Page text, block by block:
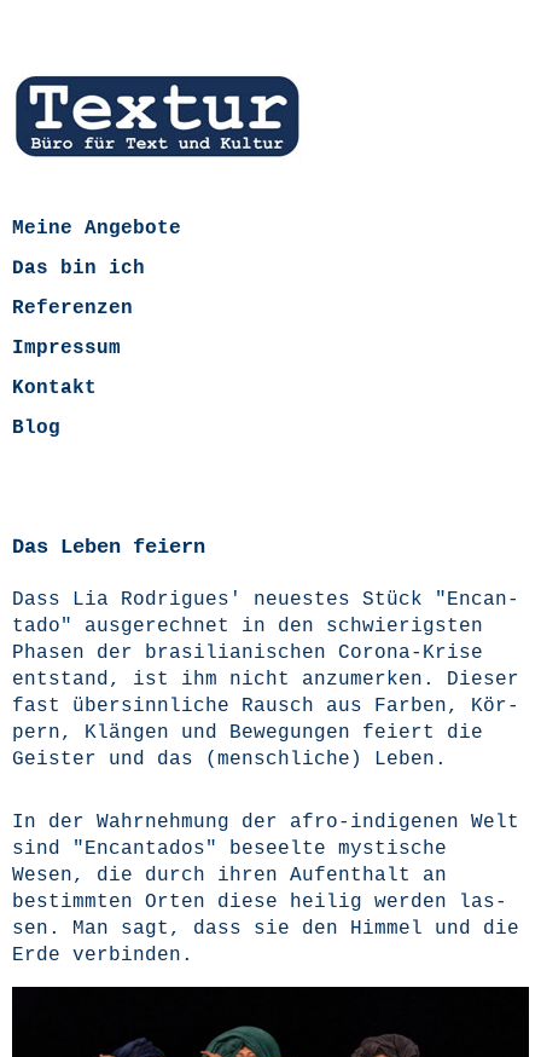
Meine Angebote
Das bin ich
Referenzen
Impressum
Kontakt
Blog
Das Leben feiern
Dass Lia Rodri­gues' neu­es­tes Stück "Encan­
ta­do" aus­ge­rech­net in den schwie­rigs­ten
Pha­sen der bra­si­lia­ni­schen Coro­na-Kri­se
ent­stand, ist ihm nicht anzu­mer­ken. Die­ser
fast über­sinn­li­che Rausch aus Far­ben, Kör­
pern, Klän­gen und Bewe­gun­gen fei­ert die
Geis­ter und das (mensch­li­che) Leben.
In der Wahr­neh­mung der afro-indi­ge­nen Welt
sind "Encan­ta­dos" beseel­te mys­ti­sche
Wesen, die durch ihren Auf­ent­halt an
bestimm­ten Orten die­se hei­lig wer­den las­
sen. Man sagt, dass sie den Him­mel und die
Erde verbinden.